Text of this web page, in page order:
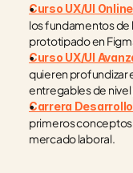
Curso UX/UI Online
los fundamentos de
prototipado en
Curso UX/UI
quieren profundizar
entregables de
Carrera Desarrollo
primeros conceptos
mercado laboral.